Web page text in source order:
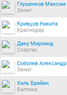
Глушенков Максим
Зенит
Кривцов Никита
Краснодар
Даку Мирлинд
Спартак
Соболев Александр
Зенит
Хиль Брайан
Балтика